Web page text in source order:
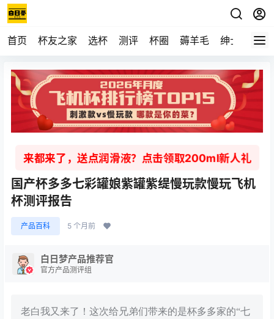
首页 杯友之家 选杯 测评 杯圈 薅羊毛 绅士 视频
来都来了，送点润滑液？点击领取200ml新人礼
国产杯多多七彩罐娘紫罐紫缇慢玩款慢玩飞机
杯测评报告
产品百科 5 个月前
白日梦产品推荐官
官方产品测评组
老白我又来了！这次给兄弟们带来的是杯多多家的“七